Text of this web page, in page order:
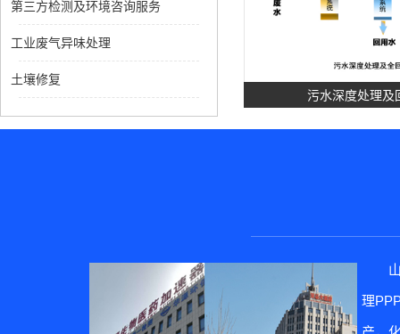
第三方检测及环境咨询服务
工业废气异味处理
土壤修复
污水深度处理及
土壤修复
理